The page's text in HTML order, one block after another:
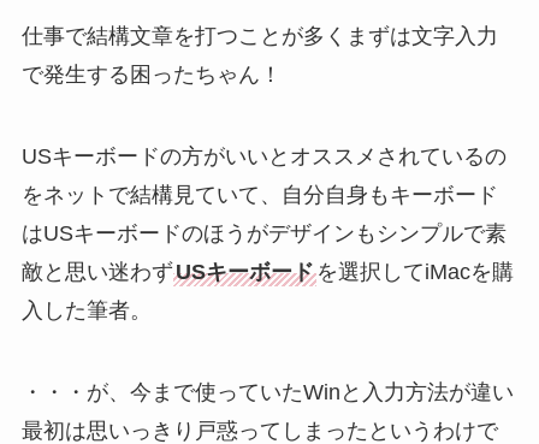
仕事で結構文章を打つことが多くまずは文字入力
で発生する困ったちゃん！
USキーボードの方がいいとオススメされているの
をネットで結構見ていて、自分自身もキーボード
はUSキーボードのほうがデザインもシンプルで素
敵と思い迷わずUSキーボードを選択してiMacを購
入した筆者。
・・・が、今まで使っていたWinと入力方法が違い
最初は思いっきり戸惑ってしまったというわけで